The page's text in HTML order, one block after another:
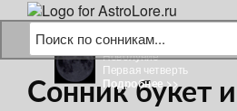
8 августа 2026 г.
Новолуние
Первая четверть
Подробнее >>
Сонник букет